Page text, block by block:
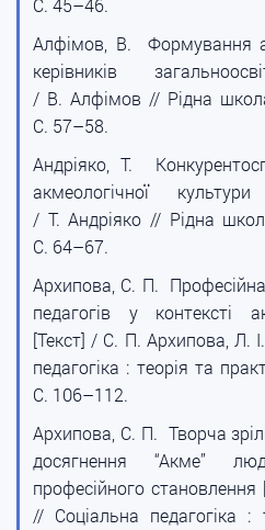
С. 45–46.
Алфімов, В. Формування
керівників
/ В. Алфімов // Рідна
С. 57–58.
Андріяко, Т.
акмеологічної
/ Т. Андріяко // Рідна
С. 64–67.
Архипова, С. П. Професійна
педагогів у контексті
[Текст] / С. П. Архипова, Л.
педагогіка : теорія та
С. 106–112.
Архипова, С. П. Творча
досягнення “Акме”
професійного
// Соціальна педагогіка